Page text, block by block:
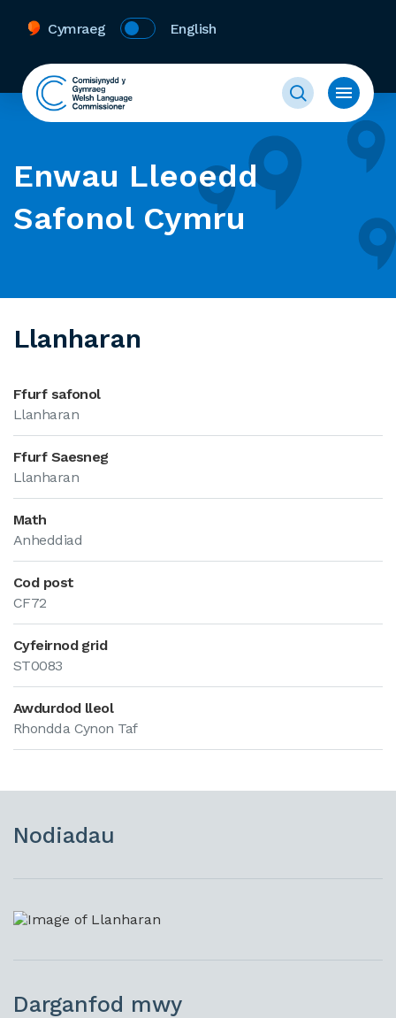
Cymraeg English
Enwau Lleoedd
Safonol Cymru
Llanharan
Ffurf safonol
Llanharan
Ffurf Saesneg
Llanharan
Math
Anheddiad
Cod post
CF72
Cyfeirnod grid
ST0083
Awdurdod lleol
Rhondda Cynon Taf
Nodiadau
Darganfod mwy